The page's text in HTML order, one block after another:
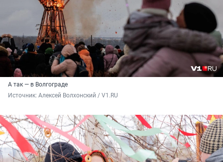
А так — в Волгограде
Источник: Алексей Волхонский / V1.RU